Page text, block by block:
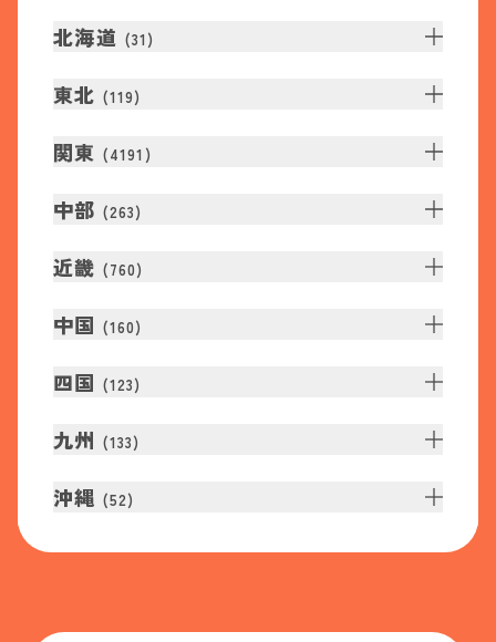
北海道 (31 )
東北 (119)
関東 (4191 )
中部 (263)
近畿 (760)
中国 (160)
四国 (123)
九州 (133)
沖縄 (52)